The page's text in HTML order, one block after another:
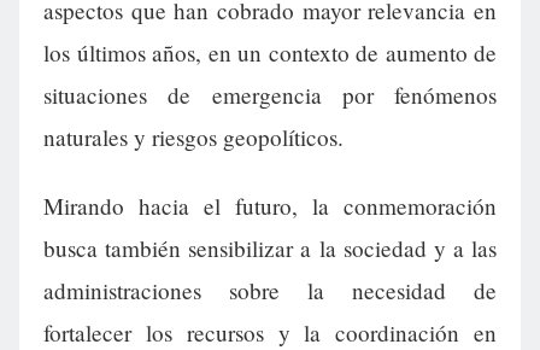
aspectos que han cobrado mayor relevancia en
los últimos años, en un contexto de aumento de
situaciones de emergencia por fenómenos
naturales y riesgos geopolíticos.
Mirando hacia el futuro, la conmemoración
busca también sensibilizar a la sociedad y a las
administraciones sobre la necesidad de
fortalecer los recursos y la coordinación en